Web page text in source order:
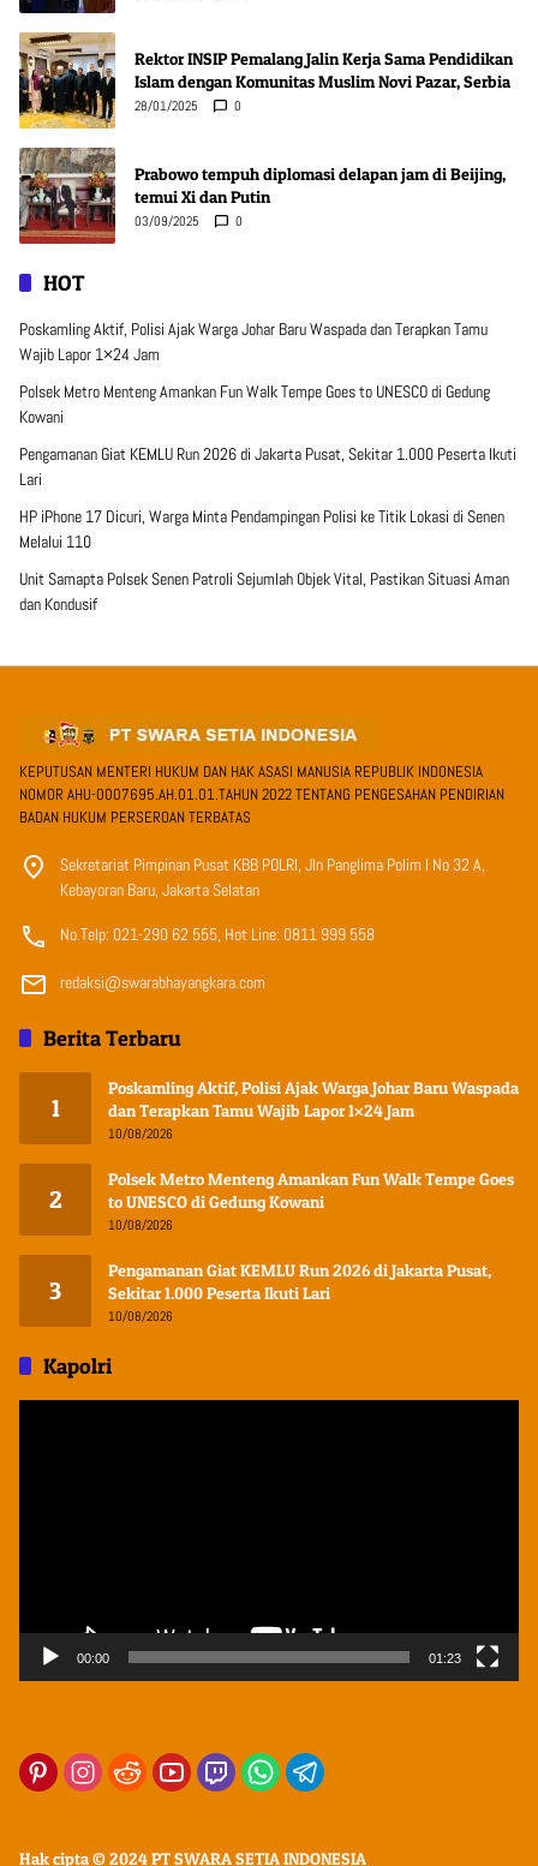
Rektor INSIP Pemalang Jalin Kerja Sama Pendidikan
Islam dengan Komunitas Muslim Novi Pazar, Serbia
28/01/2025 0
Prabowo tempuh diplomasi delapan jam di Beijing,
temui Xi dan Putin
03/09/2025 0
HOT
Poskamling Aktif, Polisi Ajak Warga Johar Baru Waspada dan Terapkan Tamu
Wajib Lapor 1×24 Jam
Polsek Metro Menteng Amankan Fun Walk Tempe Goes to UNESCO di Gedung
Kowani
Pengamanan Giat KEMLU Run 2026 di Jakarta Pusat, Sekitar 1.000 Peserta Ikuti
Lari
HP iPhone 17 Dicuri, Warga Minta Pendampingan Polisi ke Titik Lokasi di Senen
Melalui 110
Unit Samapta Polsek Senen Patroli Sejumlah Objek Vital, Pastikan Situasi Aman
dan Kondusif
KEPUTUSAN MENTERI HUKUM DAN HAK ASASI MANUSIA REPUBLIK INDONESIA
NOMOR AHU-0007695.AH.01.01.TAHUN 2022 TENTANG PENGESAHAN PENDIRIAN
BADAN HUKUM PERSEROAN TERBATAS
Sekretariat Pimpinan Pusat KBB POLRI, Jln Panglima Polim I No 32 A,
Kebayoran Baru, Jakarta Selatan
No.Telp: 021-290 62 555, Hot Line: 0811 999 558
redaksi@swarabhayangkara.com
Berita Terbaru
1
Poskamling Aktif, Polisi Ajak Warga Johar Baru Waspada
dan Terapkan Tamu Wajib Lapor 1×24 Jam
10/08/2026
2
Polsek Metro Menteng Amankan Fun Walk Tempe Goes
to UNESCO di Gedung Kowani
10/08/2026
3
Pengamanan Giat KEMLU Run 2026 di Jakarta Pusat,
Sekitar 1.000 Peserta Ikuti Lari
10/08/2026
Kapolri
00:00 01:23
Hak cipta © 2024 PT SWARA SETIA INDONESIA